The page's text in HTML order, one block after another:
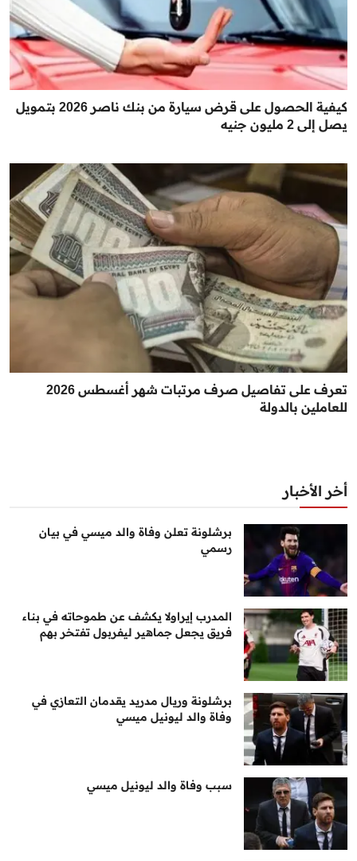
كيفية الحصول على قرض سيارة من بنك ناصر 2026 بتمويل
يصل إلى 2 مليون جنيه
تعرف على تفاصيل صرف مرتبات شهر أغسطس 2026
للعاملين بالدولة
أخر الأخبار
برشلونة تعلن وفاة والد ميسي في بيان
رسمي
المدرب إيراولا يكشف عن طموحاته في بناء
فريق يجعل جماهير ليفربول تفتخر بهم
برشلونة وريال مدريد يقدمان التعازي في
وفاة والد ليونيل ميسي
سبب وفاة والد ليونيل ميسي